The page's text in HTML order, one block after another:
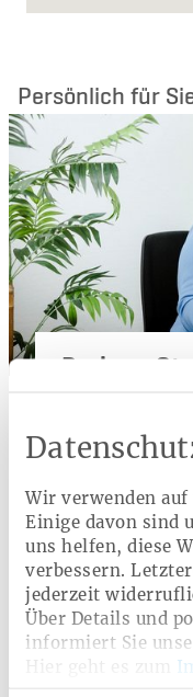
Wir verwenden auf
Einige davon sind
uns helfen, diese
verbessern.
jederzeit
Über Details und
informiert Sie
Persönlich für
Barbara
Rückruf-
Ratgeber
Schutzimpfungen